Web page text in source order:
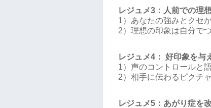
レジュメ3：人前での理
1）あなたの強みとクセ
2）理想の印象は自分で
レジュメ4： 好印象を与
1）声のコントロールと
2）相手に伝わるピクチ
レジュメ5：あがり症を